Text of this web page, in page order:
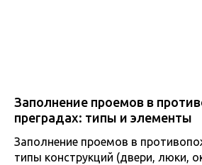
Заполнение проемов в
преградах: типы и элементы
Заполнение проемов в
типы конструкций (двери, люки,